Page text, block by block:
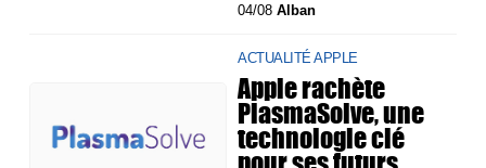
04/08Alban
ACTUALITÉ APPLE
Apple rachète
PlasmaSolve, une
technologie clé